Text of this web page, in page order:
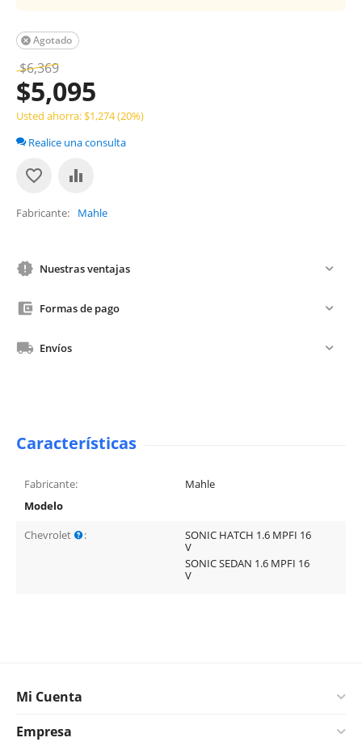
Agotado

$6,369
$5,095
Usted ahorra: $1,274(20%)
Realice una consulta
Fabricante Mahle
Nuestras ventajas
Formas de pago
Envíos
Características
Fabricante:
Mahle
Modelo
Chevrolet
:
SONIC HATCH 1.6 MPFI 16
V
SONIC SEDAN 1.6 MPFI 16
V
Mi Cuenta
Empresa